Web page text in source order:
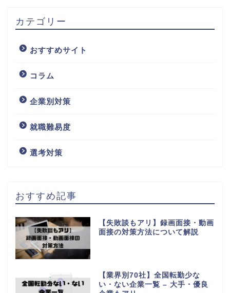
カテゴリー
おすすめサイト
コラム
企業別対策
就職難易度
選考対策
おすすめ記事
【失敗談もアリ】録画面接・動画
面接の対策方法について解説
【業界別70社】全国転勤少な
い・ない企業一覧 – 大手・優良